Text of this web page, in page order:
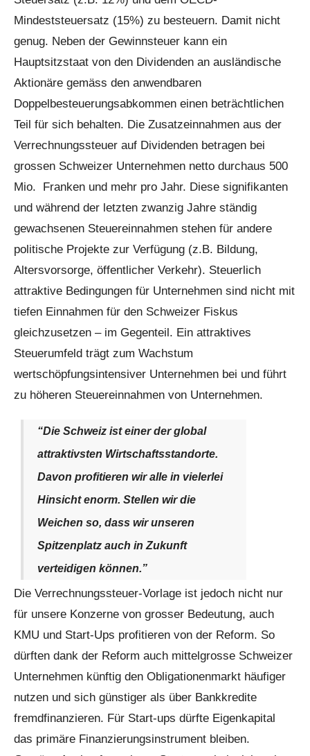
Mindeststeuersatz (15%) zu besteuern. Damit nicht
genug. Neben der Gewinnsteuer kann ein
Hauptsitzstaat von den Dividenden an ausländische
Aktionäre gemäss den anwendbaren
Doppelbesteuerungsabkommen einen beträchtlichen
Teil für sich behalten. Die Zusatzeinnahmen aus der
Verrechnungssteuer auf Dividenden betragen bei
grossen Schweizer Unternehmen netto durchaus 500
Mio. Franken und mehr pro Jahr. Diese signifikanten
und während der letzten zwanzig Jahre ständig
gewachsenen Steuereinnahmen stehen für andere
politische Projekte zur Verfügung (z.B. Bildung,
Altersvorsorge, öffentlicher Verkehr). Steuerlich
attraktive Bedingungen für Unternehmen sind nicht mit
tiefen Einnahmen für den Schweizer Fiskus
gleichzusetzen – im Gegenteil. Ein attraktives
Steuerumfeld trägt zum Wachstum
wertschöpfungsintensiver Unternehmen bei und führt
zu höheren Steuereinnahmen von Unternehmen.
“Die Schweiz ist einer der global
attraktivsten Wirtschaftsstandorte.
Davon profitieren wir alle in vielerlei
Hinsicht enorm. Stellen wir die
Weichen so, dass wir unseren
Spitzenplatz auch in Zukunft
verteidigen können.”
Die Verrechnungssteuer-Vorlage ist jedoch nicht nur
für unsere Konzerne von grosser Bedeutung, auch
KMU und Start-Ups profitieren von der Reform. So
dürften dank der Reform auch mittelgrosse Schweizer
Unternehmen künftig den Obligationenmarkt häufiger
nutzen und sich günstiger als über Bankkredite
fremdfinanzieren. Für Start-ups dürfte Eigenkapital
das primäre Finanzierungsinstrument bleiben.